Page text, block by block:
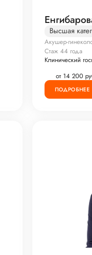
Высшая
Акушер-
Стаж 44 года
Клинический
от 14 200
ПОДРОБНЕЕ